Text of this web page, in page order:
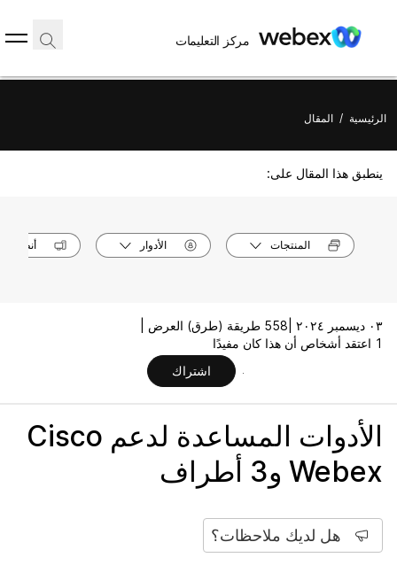
مركز التعليمات
الرئيسية / المقال
ينطبق هذا المقال على:
المنتجات الأدوار أنظمة
٠٣ ديسمبر ٢٠٢٤ |
558 طريقة (طرق) العرض |
1 اعتقد أشخاص أن هذا كان مفيدًا
اشتراك
الأدوات المساعدة لدعم Cisco
Webex و3 أطراف
هل لديك ملاحظات؟